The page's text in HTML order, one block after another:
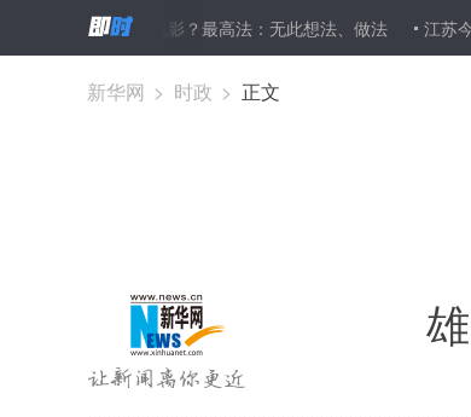
斌案将拍电影？最高法：无此想法、做法 江苏今年高招
新华网 > 时政 > 正文